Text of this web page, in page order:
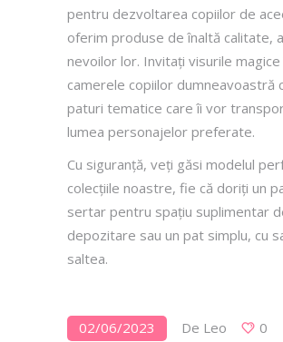
pentru dezvoltarea copiilor de
oferim produse de înaltă calitate,
nevoilor lor. Invitați visurile magice
camerele copiilor dumneavoastră
paturi tematice care îi vor
lumea personajelor preferate.
Cu siguranță, veți găsi modelul
colecțiile noastre, fie că doriți un
sertar pentru spațiu suplimentar
depozitare sau un pat simplu, cu
saltea.
02/06/2023 De Leo
0